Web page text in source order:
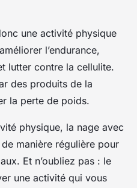
une activité physique
l’endurance,
lutter contre la cellulite.
des produits de la
la perte de poids.
physique, la nage avec
manière régulière pour
Et n’oubliez pas : le
une activité qui vous